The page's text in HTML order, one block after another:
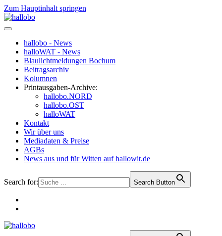
Zum Hauptinhalt springen
hallobo - News
halloWAT - News
Blaulichtmeldungen Bochum
Beitragsarchiv
Kolumnen
Printausgaben-Archive:
hallobo.NORD
hallobo.OST
halloWAT
Kontakt
Wir über uns
Mediadaten & Preise
AGBs
News aus und für Witten auf hallowit.de
Search for: Search Button